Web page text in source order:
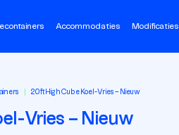
Accommodaties Modificaties
20ft High Cube Koel-Vries – Nieuw
Vries – Nieuw